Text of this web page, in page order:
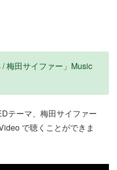
梅田サイファー」Music
テーマ、梅田サイファー
で聴くことができま